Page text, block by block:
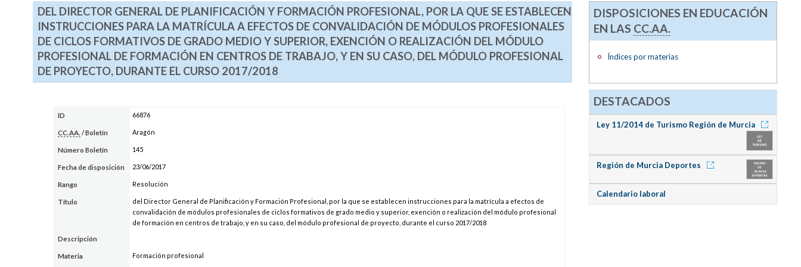
DEL DIRECTOR GENERAL DE PLANIFICACIÓN Y FORMACIÓN PROFESIONAL, POR LA QUE SE ESTABLECEN
INSTRUCCIONES PARA LA MATRÍCULA A EFECTOS DE CONVALIDACIÓN DE MÓDULOS PROFESIONALES
DE CICLOS FORMATIVOS DE GRADO MEDIO Y SUPERIOR, EXENCIÓN O REALIZACIÓN DEL MÓDULO
PROFESIONAL DE FORMACIÓN EN CENTROS DE TRABAJO, Y EN SU CASO, DEL MÓDULO PROFESIONAL
DE PROYECTO, DURANTE EL CURSO 2017/2018
ID 66876
CC.AA. / Boletín Aragón
Número Boletín 145
Fecha de disposición 23/06/2017
Rango Resolución
Título
del Director General de Planificación y Formación Profesional, por la que se establecen instrucciones para la matrícula a efectos de
convalidación de módulos profesionales de ciclos formativos de grado medio y superior, exención o realización del módulo profesional
de formación en centros de trabajo, y en su caso, del módulo profesional de proyecto, durante el curso 2017/2018
Descripción
Materia Formación profesional
DISPOSICIONES EN EDUCACIÓN
EN LAS CC.AA.
Índices por materias
DESTACADOS
Ley 11/2014 de Turismo Región de Murcia
Región de Murcia Deportes
Calendario laboral